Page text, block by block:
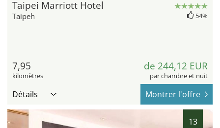
Taipei Marriott Hotel
Taipeh 54%
7,95
kilomètres
de 244,12 EUR
par chambre et nuit
Détails Montrer l'offre
13